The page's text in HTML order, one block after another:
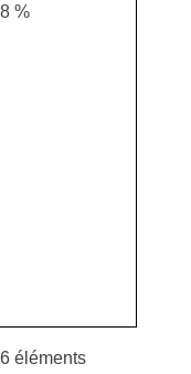
8 %
éléments